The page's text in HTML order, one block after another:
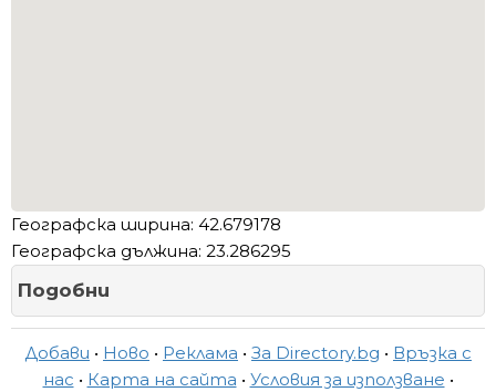
Географска ширина: 42.679178
Географска дължина: 23.286295
Подобни
Добави • Ново • Реклама • За Directory.bg • Връзка с
нас • Карта на сайта • Условия за използване •